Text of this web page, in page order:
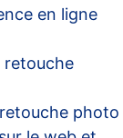
en ligne
retouche
photo